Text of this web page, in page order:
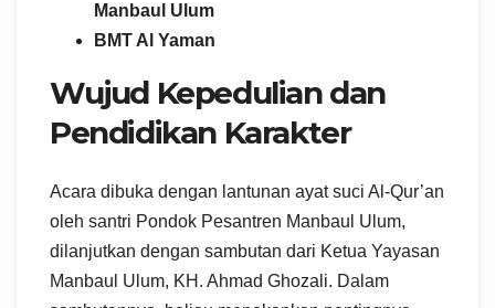
Manbaul Ulum
BMT Al Yaman
Wujud Kepedulian dan
Pendidikan Karakter
Acara dibuka dengan lantunan ayat suci Al-Qur’an
oleh santri Pondok Pesantren Manbaul Ulum,
dilanjutkan dengan sambutan dari Ketua Yayasan
Manbaul Ulum, KH. Ahmad Ghozali. Dalam